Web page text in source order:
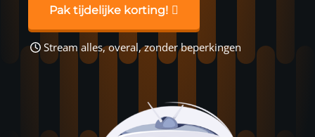
Pak tijdelijke korting!
Stream alles, overal, zonder beperkingen